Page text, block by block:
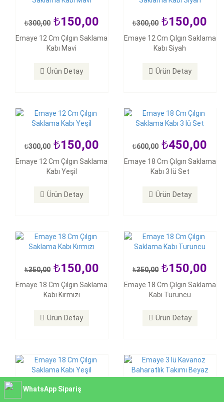
300,00 150,00
Emaye 12 Cm Çılgın Saklama
Kabı Mavi
Ürün Detay
300,00 150,00
Emaye 12 Cm Çılgın Saklama
Kabı Siyah
Ürün Detay
300,00 150,00
Emaye 12 Cm Çılgın Saklama
Kabı Yeşil
Ürün Detay
300,00 150,00
600,00 450,00
Emaye 18 Cm Çılgın Saklama
Kabı 3 lü Set
Ürün Detay
600,00 450,00
Emaye 18 Cm Çılgın Saklama
350,00 150,00
Emaye 18 Cm Çılgın Saklama
Kabı Kırmızı
Ürün Detay
350,00 150,00
Emaye 18 Cm Çılgın Saklama
350,00 150,00
Emaye 18 Cm Çılgın Saklama
Kabı Turuncu
Ürün Detay
350,00 150,00
350,00 150,00
350,00 150,00 1.600,00 1.500,00
WhatsApp Sipariş